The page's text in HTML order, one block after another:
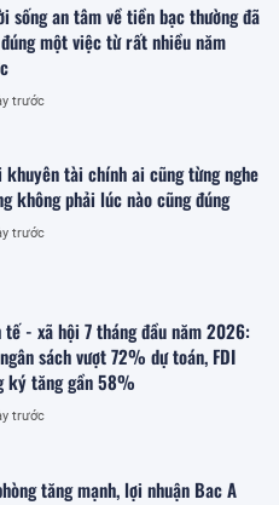
sống an tâm về tiền bạc thường đã
một việc từ rất nhiều năm
trước
tài chính ai cũng từng nghe
không phải lúc nào cũng đúng
trước
tế - xã hội 7 tháng đầu năm 2026:
sách vượt 72% dự toán, FDI
ký tăng gần 58%
trước
tăng mạnh, lợi nhuận Bac A